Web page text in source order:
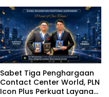
Sabet Tiga Penghargaan
Contact Center World, PLN
Icon Plus Perkuat Layanan